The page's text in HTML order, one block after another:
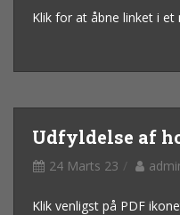
Klik for at åbne linket i et
Udfyldelse af
24 Marts 23
Klik venligst på PDF